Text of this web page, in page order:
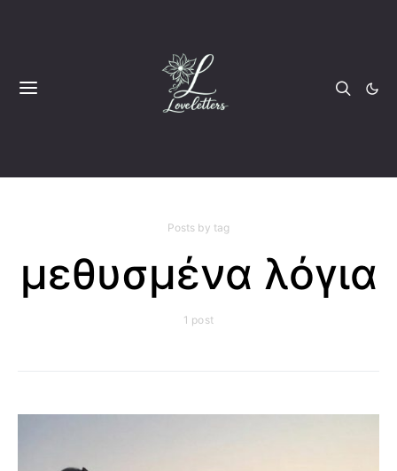
Posts by tag
μεθυσμένα λόγια
1 post